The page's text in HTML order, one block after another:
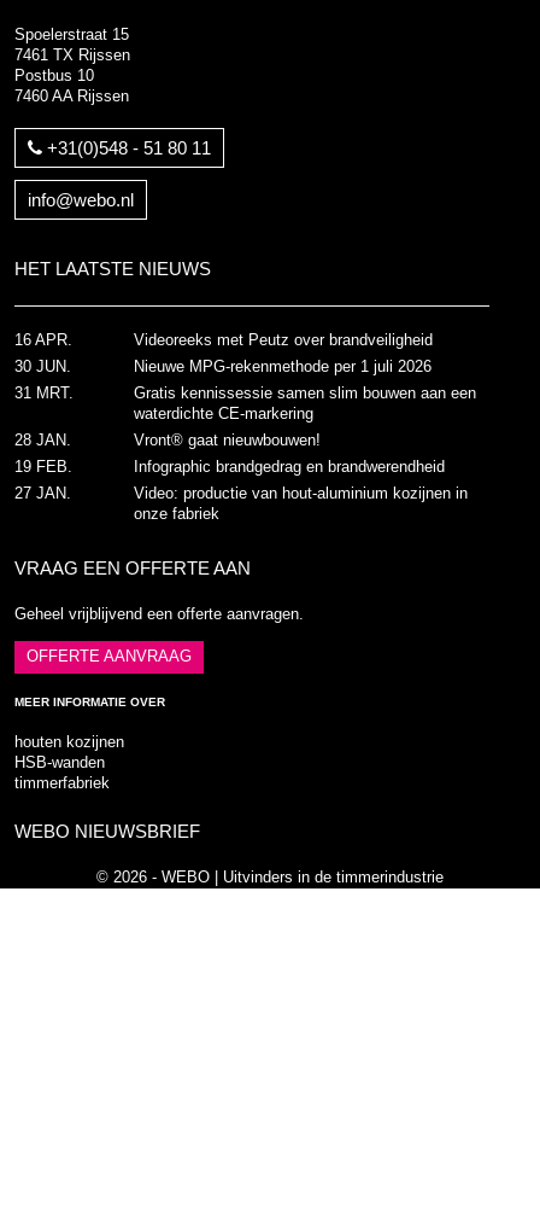
Spoelerstraat 15
7461 TX Rijssen
Postbus 10
7460 AA Rijssen
+31(0)548 - 51 80 11
info@webo.nl
HET LAATSTE NIEUWS
Videoreeks met Peutz over brandveiligheid
16 APR.
Nieuwe MPG-rekenmethode per 1 juli 2026
30 JUN.
Gratis kennissessie samen slim bouwen aan een
waterdichte CE-markering
31 MRT.
Vront® gaat nieuwbouwen!
28 JAN.
Infographic brandgedrag en brandwerendheid
19 FEB.
Video: productie van hout-aluminium kozijnen in
onze fabriek
27 JAN.
VRAAG EEN OFFERTE AAN
Geheel vrijblijvend een offerte aanvragen.
OFFERTE AANVRAAG
MEER INFORMATIE OVER
houten kozijnen
HSB-wanden
timmerfabriek
WEBO NIEUWSBRIEF
© 2026 - WEBO | Uitvinders in de timmerindustrie